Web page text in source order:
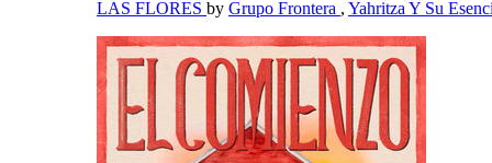
LAS FLORES by Grupo Frontera , Yahritza Y Su